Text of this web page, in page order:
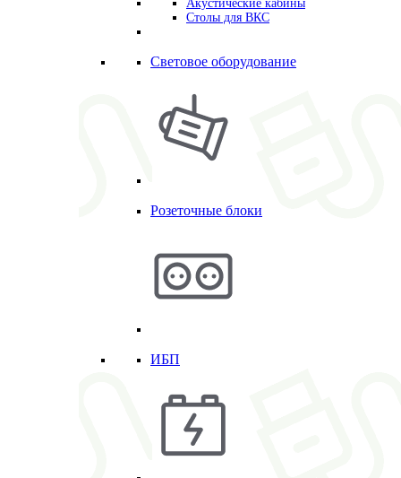
Акустические кабины
Столы для ВКС
Световое оборудование
Розеточные блоки
ИБП